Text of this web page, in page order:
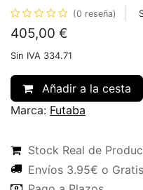
(0 reseña)
405,00 €
Sin IVA 334.71
Añadir a la cesta
Marca: Futaba
Stock Real de
Envíos 3.95€ o